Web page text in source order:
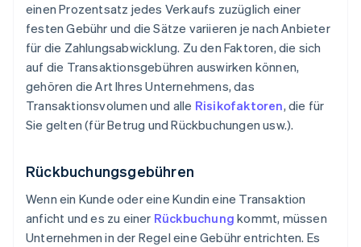
einen Prozentsatz jedes Verkaufs zuzüglich einer
festen Gebühr und die Sätze variieren je nach Anbieter
für die Zahlungsabwicklung. Zu den Faktoren, die sich
auf die Transaktionsgebühren auswirken können,
gehören die Art Ihres Unternehmens, das
Transaktionsvolumen und alle Risikofaktoren, die für
Sie gelten (für Betrug und Rückbuchungen usw.).
Rückbuchungsgebühren
Wenn ein Kunde oder eine Kundin eine Transaktion
anficht und es zu einer Rückbuchung kommt, müssen
Unternehmen in der Regel eine Gebühr entrichten. Es